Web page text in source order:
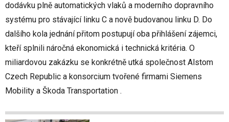
dodávku plně automatických vlaků a moderního dopravního
systému pro stávající linku C a nově budovanou linku D. Do
dalšího kola jednání přitom postupují oba přihlášení zájemci,
kteří splnili náročná ekonomická i technická kritéria. O
miliardovou zakázku se konkrétně utká společnost Alstom
Czech Republic a konsorcium tvořené firmami Siemens
Mobility a Škoda Transportation .